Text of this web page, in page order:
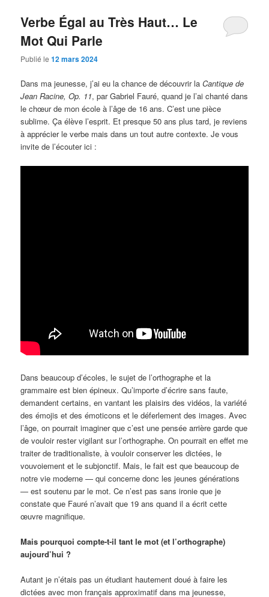
Verbe Égal au Très Haut… Le
Mot Qui Parle
Publié le12 mars 2024
Dans ma jeunesse, j’ai eu la chance de découvrir laCantique de
Jean Racine, Op. 11, par Gabriel Fauré, quand je l’ai chanté dans
le chœur de mon école à l’âge de 16 ans. C’est une pièce
sublime. Ça élève l’esprit. Et presque 50 ans plus tard, je reviens
à apprécier le verbe mais dans un tout autre contexte. Je vous
invite de l’écouter ici :
Dans beaucoup d’écoles, le sujet de l’orthographe et la
grammaire est bien épineux. Qu’importe d’écrire sans faute,
demandent certains, en vantant les plaisirs des vidéos, la variété
des émojis et des émoticons et le déferlement des images. Avec
l’âge, on pourrait imaginer que c’est une pensée arrière garde que
de vouloir rester vigilant sur l’orthographe. On pourrait en effet me
traiter de traditionaliste, à vouloir conserver les dictées, le
vouvoiement et le subjonctif. Mais, le fait est que beaucoup de
notre vie moderne — qui concerne donc les jeunes générations
— est soutenu par le mot. Ce n’est pas sans ironie que je
constate que Fauré n’avait que 19 ans quand il a écrit cette
œuvre magnifique.
Mais pourquoi compte-t-il tant le mot (et l’orthographe)
aujourd’hui ?
Autant je n’étais pas un étudiant hautement doué à faire les
dictées avec mon français approximatif dans ma jeunesse,